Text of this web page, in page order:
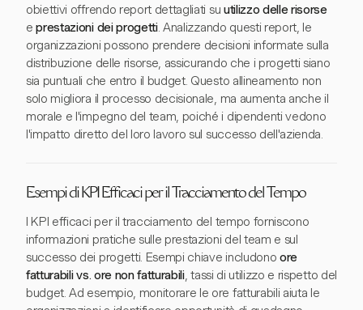
obiettivi offrendo report dettagliati su utilizzo delle risorse
eprestazioni dei progetti. Analizzando questi report, le
organizzazioni possono prendere decisioni informate sulla
distribuzione delle risorse, assicurando che i progetti siano
sia puntuali che entro il budget. Questo allineamento non
solo migliora il processo decisionale, ma aumenta anche il
morale e l'impegno del team, poiché i dipendenti vedono
l'impatto diretto del loro lavoro sul successo dell'azienda.
Esempi di KPI Efficaci per il Tracciamento del Tempo
I KPI efficaci per il tracciamento del tempo forniscono
informazioni pratiche sulle prestazioni del team e sul
successo dei progetti. Esempi chiave includono ore
fatturabili vs. ore non fatturabili, tassi di utilizzo e rispetto del
budget. Ad esempio, monitorare le ore fatturabili aiuta le